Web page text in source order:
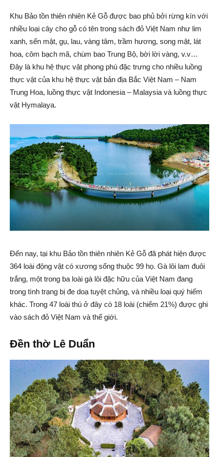
Khu Bảo tồn thiên nhiên Kẻ Gỗ được bao phủ bởi rừng kín với
nhiều loại cây cho gỗ có tên trong sách đỏ Việt Nam như lim
xanh, sến mật, gụ, lau, vàng tâm, trầm hương, song mật, lát
hoa, côm bạch mã, chùm bao Trung Bộ, bời lời vàng, v.v…
Đây là khu hệ thực vật phong phú đặc trưng cho nhiều luồng
thực vật của khu hệ thực vật bản địa Bắc Việt Nam – Nam
Trung Hoa, luồng thực vật Indonesia – Malaysia và luồng thực
vật Hymalaya.
Đến nay, tại khu Bảo tồn thiên nhiên Kẻ Gỗ đã phát hiện được
364 loài động vật có xương sống thuộc 99 họ. Gà lôi lam đuôi
trắng, một trong ba loài gà lôi đặc hữu của Việt Nam đang
trong tình trạng bị đe doạ tuyệt chủng, và nhiều loại quý hiếm
khác. Trong 47 loài thú ở đây có 18 loài (chiếm 21%) được ghi
vào sách đỏ Việt Nam và thế giới.
Đền thờ Lê Duẩn